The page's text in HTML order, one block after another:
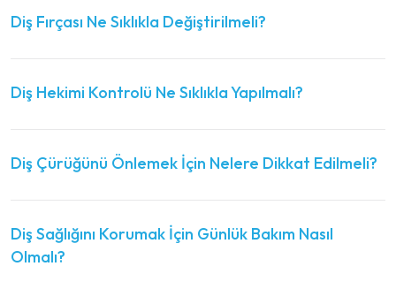
Diş Fırçası Ne Sıklıkla Değiştirilmeli?
Diş Hekimi Kontrolü Ne Sıklıkla Yapılmalı?
Diş Çürüğünü Önlemek İçin Nelere Dikkat Edilmeli?
Diş Sağlığını Korumak İçin Günlük Bakım Nasıl
Olmalı?